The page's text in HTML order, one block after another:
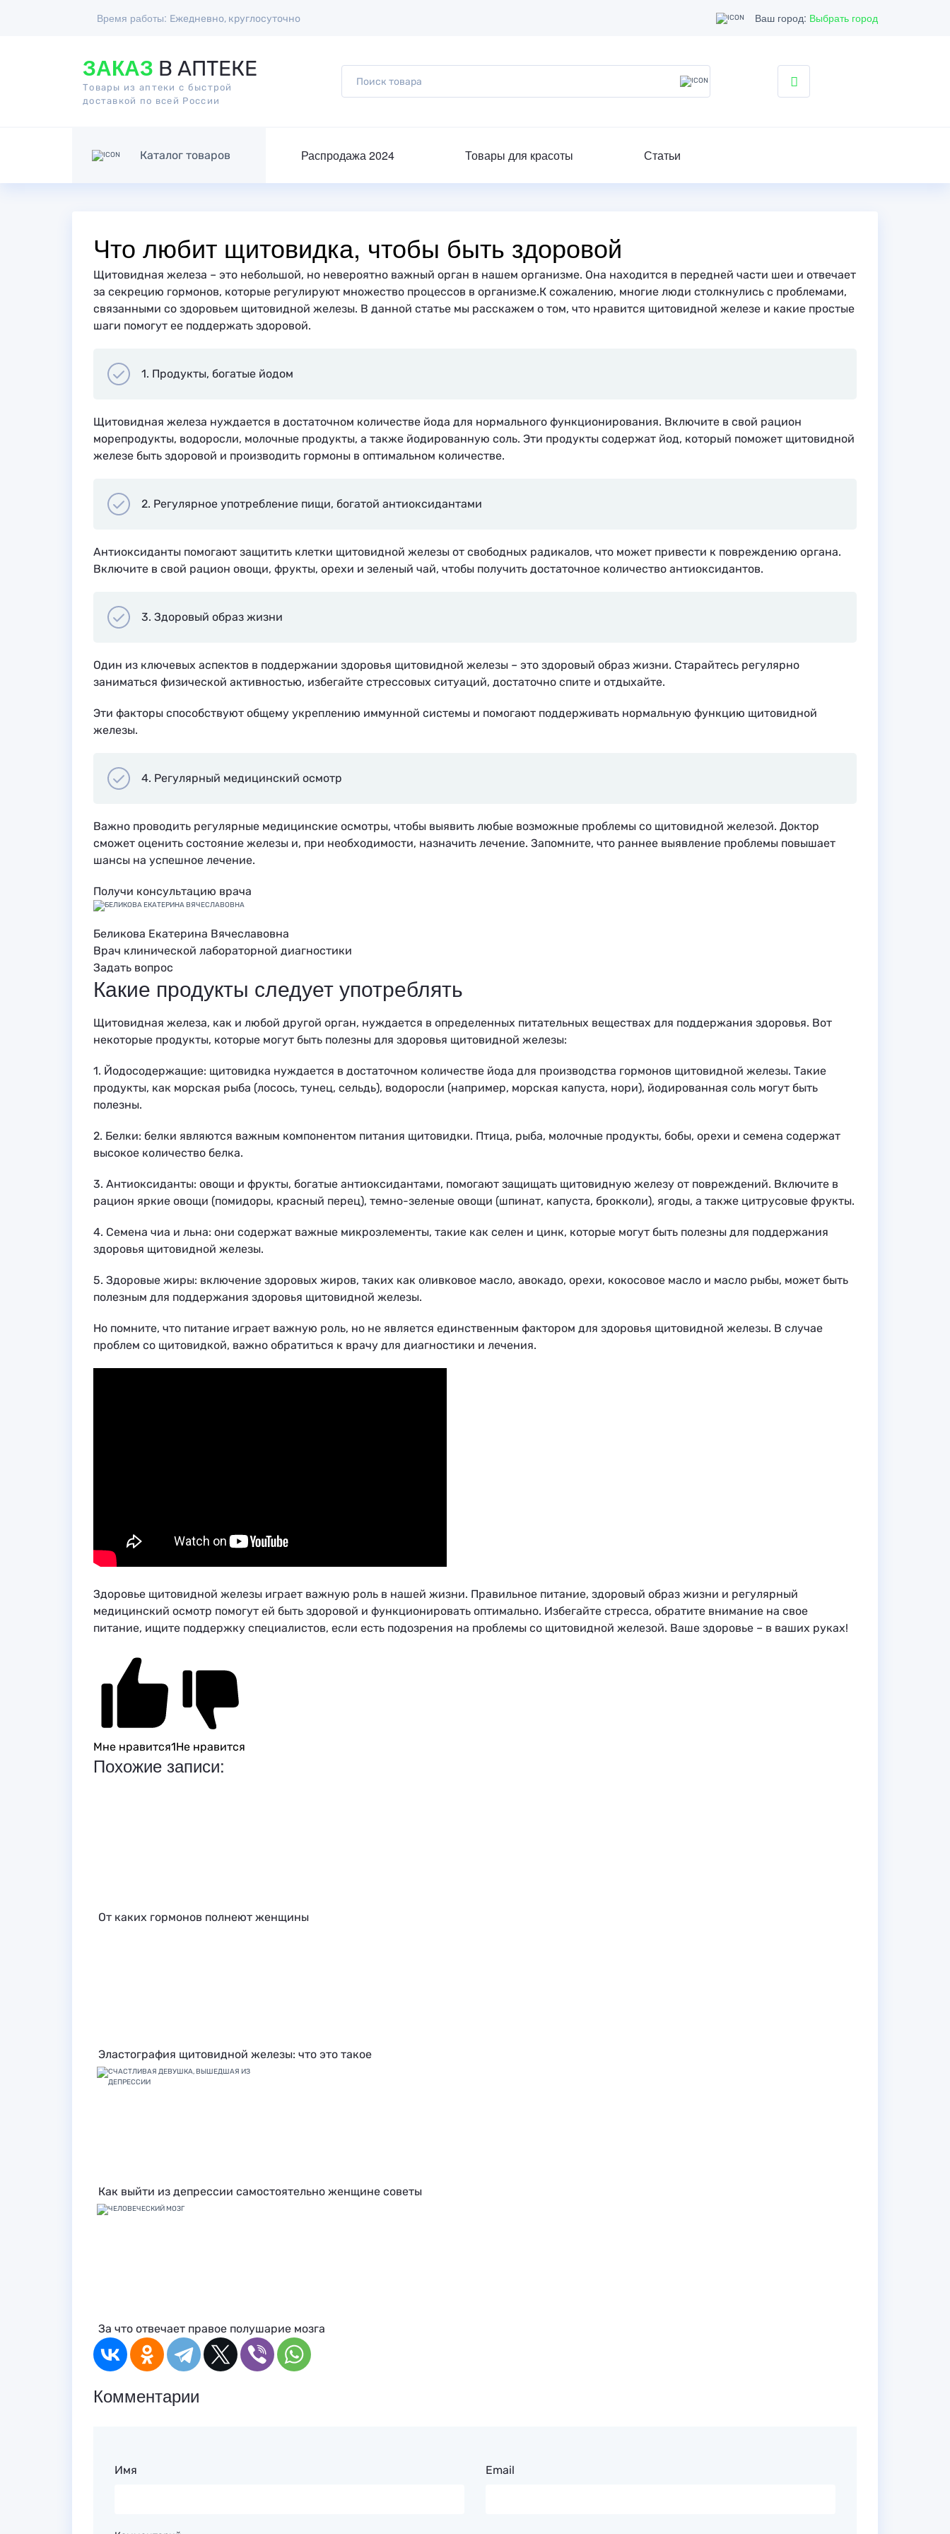
Время работы: Ежедневно, круглосуточно Ваш город: Выбрать город
ЗАКАЗ В АПТЕКЕ
Товары из аптеки с быстрой
доставкой по всей России
Каталог товаров Распродажа 2024 Товары для красоты Статьи
Что любит щитовидка, чтобы быть здоровой
Щитовидная железа – это небольшой, но невероятно важный орган в нашем организме. Она находится в передней части шеи и отвечает
за секрецию гормонов, которые регулируют множество процессов в организме.К сожалению, многие люди столкнулись с проблемами,
связанными со здоровьем щитовидной железы. В данной статье мы расскажем о том, что нравится щитовидной железе и какие простые
шаги помогут ее поддержать здоровой.
1. Продукты, богатые йодом
Щитовидная железа нуждается в достаточном количестве йода для нормального функционирования. Включите в свой рацион
морепродукты, водоросли, молочные продукты, а также йодированную соль. Эти продукты содержат йод, который поможет щитовидной
железе быть здоровой и производить гормоны в оптимальном количестве.
2. Регулярное употребление пищи, богатой антиоксидантами
Антиоксиданты помогают защитить клетки щитовидной железы от свободных радикалов, что может привести к повреждению органа.
Включите в свой рацион овощи, фрукты, орехи и зеленый чай, чтобы получить достаточное количество антиоксидантов.
3. Здоровый образ жизни
Один из ключевых аспектов в поддержании здоровья щитовидной железы – это здоровый образ жизни. Старайтесь регулярно
заниматься физической активностью, избегайте стрессовых ситуаций, достаточно спите и отдыхайте.
Эти факторы способствуют общему укреплению иммунной системы и помогают поддерживать нормальную функцию щитовидной
железы.
4. Регулярный медицинский осмотр
Важно проводить регулярные медицинские осмотры, чтобы выявить любые возможные проблемы со щитовидной железой. Доктор
сможет оценить состояние железы и, при необходимости, назначить лечение. Запомните, что раннее выявление проблемы повышает
шансы на успешное лечение.
Получи консультацию врача
Беликова Екатерина Вячеславовна
Врач клинической лабораторной диагностики
Задать вопрос
Какие продукты следует употреблять
Щитовидная железа, как и любой другой орган, нуждается в определенных питательных веществах для поддержания здоровья. Вот
некоторые продукты, которые могут быть полезны для здоровья щитовидной железы:
1. Йодосодержащие: щитовидка нуждается в достаточном количестве йода для производства гормонов щитовидной железы. Такие
продукты, как морская рыба (лосось, тунец, сельдь), водоросли (например, морская капуста, нори), йодированная соль могут быть
полезны.
2. Белки: белки являются важным компонентом питания щитовидки. Птица, рыба, молочные продукты, бобы, орехи и семена содержат
высокое количество белка.
3. Антиоксиданты: овощи и фрукты, богатые антиоксидантами, помогают защищать щитовидную железу от повреждений. Включите в
рацион яркие овощи (помидоры, красный перец), темно-зеленые овощи (шпинат, капуста, брокколи), ягоды, а также цитрусовые фрукты.
4. Семена чиа и льна: они содержат важные микроэлементы, такие как селен и цинк, которые могут быть полезны для поддержания
здоровья щитовидной железы.
5. Здоровые жиры: включение здоровых жиров, таких как оливковое масло, авокадо, орехи, кокосовое масло и масло рыбы, может быть
полезным для поддержания здоровья щитовидной железы.
Но помните, что питание играет важную роль, но не является единственным фактором для здоровья щитовидной железы. В случае
проблем со щитовидкой, важно обратиться к врачу для диагностики и лечения.
Здоровье щитовидной железы играет важную роль в нашей жизни. Правильное питание, здоровый образ жизни и регулярный
медицинский осмотр помогут ей быть здоровой и функционировать оптимально. Избегайте стресса, обратите внимание на свое
питание, ищите поддержку специалистов, если есть подозрения на проблемы со щитовидной железой. Ваше здоровье – в ваших руках!
Мне нравится1Не нравится
Похожие записи:
От каких гормонов полнеют женщины
Эластография щитовидной железы: что это такое
Как выйти из депрессии самостоятельно женщине советы
За что отвечает правое полушарие мозга
Комментарии
Имя Email